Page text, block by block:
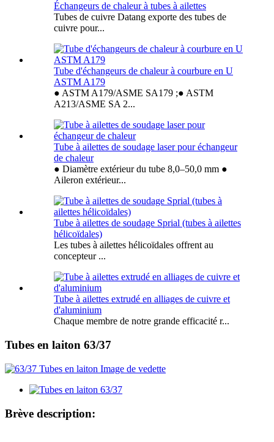
Échangeurs de chaleur à tubes à ailettes
Tubes de cuivre Datang exporte des tubes de
cuivre pour...
Tube d'échangeurs de chaleur à courbure en U
ASTM A179
● ASTM A179/ASME SA179 ;● ASTM
A213/ASME SA 2...
Tube à ailettes de soudage laser pour échangeur
de chaleur
● Diamètre extérieur du tube 8,0–50,0 mm ●
Aileron extérieur...
Tube à ailettes de soudage Sprial (tubes à ailettes
hélicoïdales)
Les tubes à ailettes hélicoïdales offrent au
concepteur ...
Tube à ailettes extrudé en alliages de cuivre et
d'aluminium
Chaque membre de notre grande efficacité r...
Tubes en laiton 63/37
Brève description: